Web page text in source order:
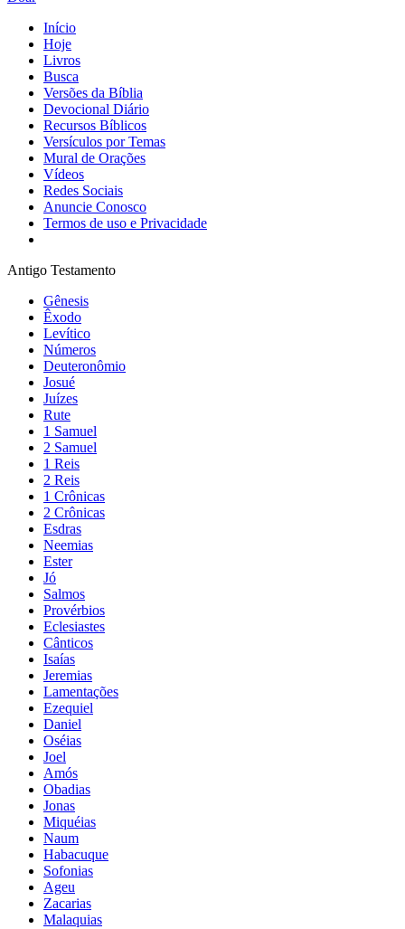
Início
Hoje
Livros
Busca
Versões da Bíblia
Devocional Diário
Recursos Bíblicos
Versículos por Temas
Mural de Orações
Vídeos
Redes Sociais
Anuncie Conosco
Termos de uso e Privacidade
Antigo Testamento
Gênesis
Êxodo
Levítico
Números
Deuteronômio
Josué
Juízes
Rute
1 Samuel
2 Samuel
1 Reis
2 Reis
1 Crônicas
2 Crônicas
Esdras
Neemias
Ester
Jó
Salmos
Provérbios
Eclesiastes
Cânticos
Isaías
Jeremias
Lamentações
Ezequiel
Daniel
Oséias
Joel
Amós
Obadias
Jonas
Miquéias
Naum
Habacuque
Sofonias
Ageu
Zacarias
Malaquias